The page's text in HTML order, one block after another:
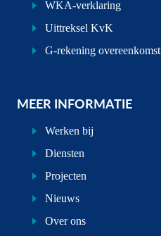
WKA-verklaring
Uittreksel KvK
G-rekening overeenkomst
MEER INFORMATIE
Werken bij
Diensten
Projecten
Nieuws
Over ons